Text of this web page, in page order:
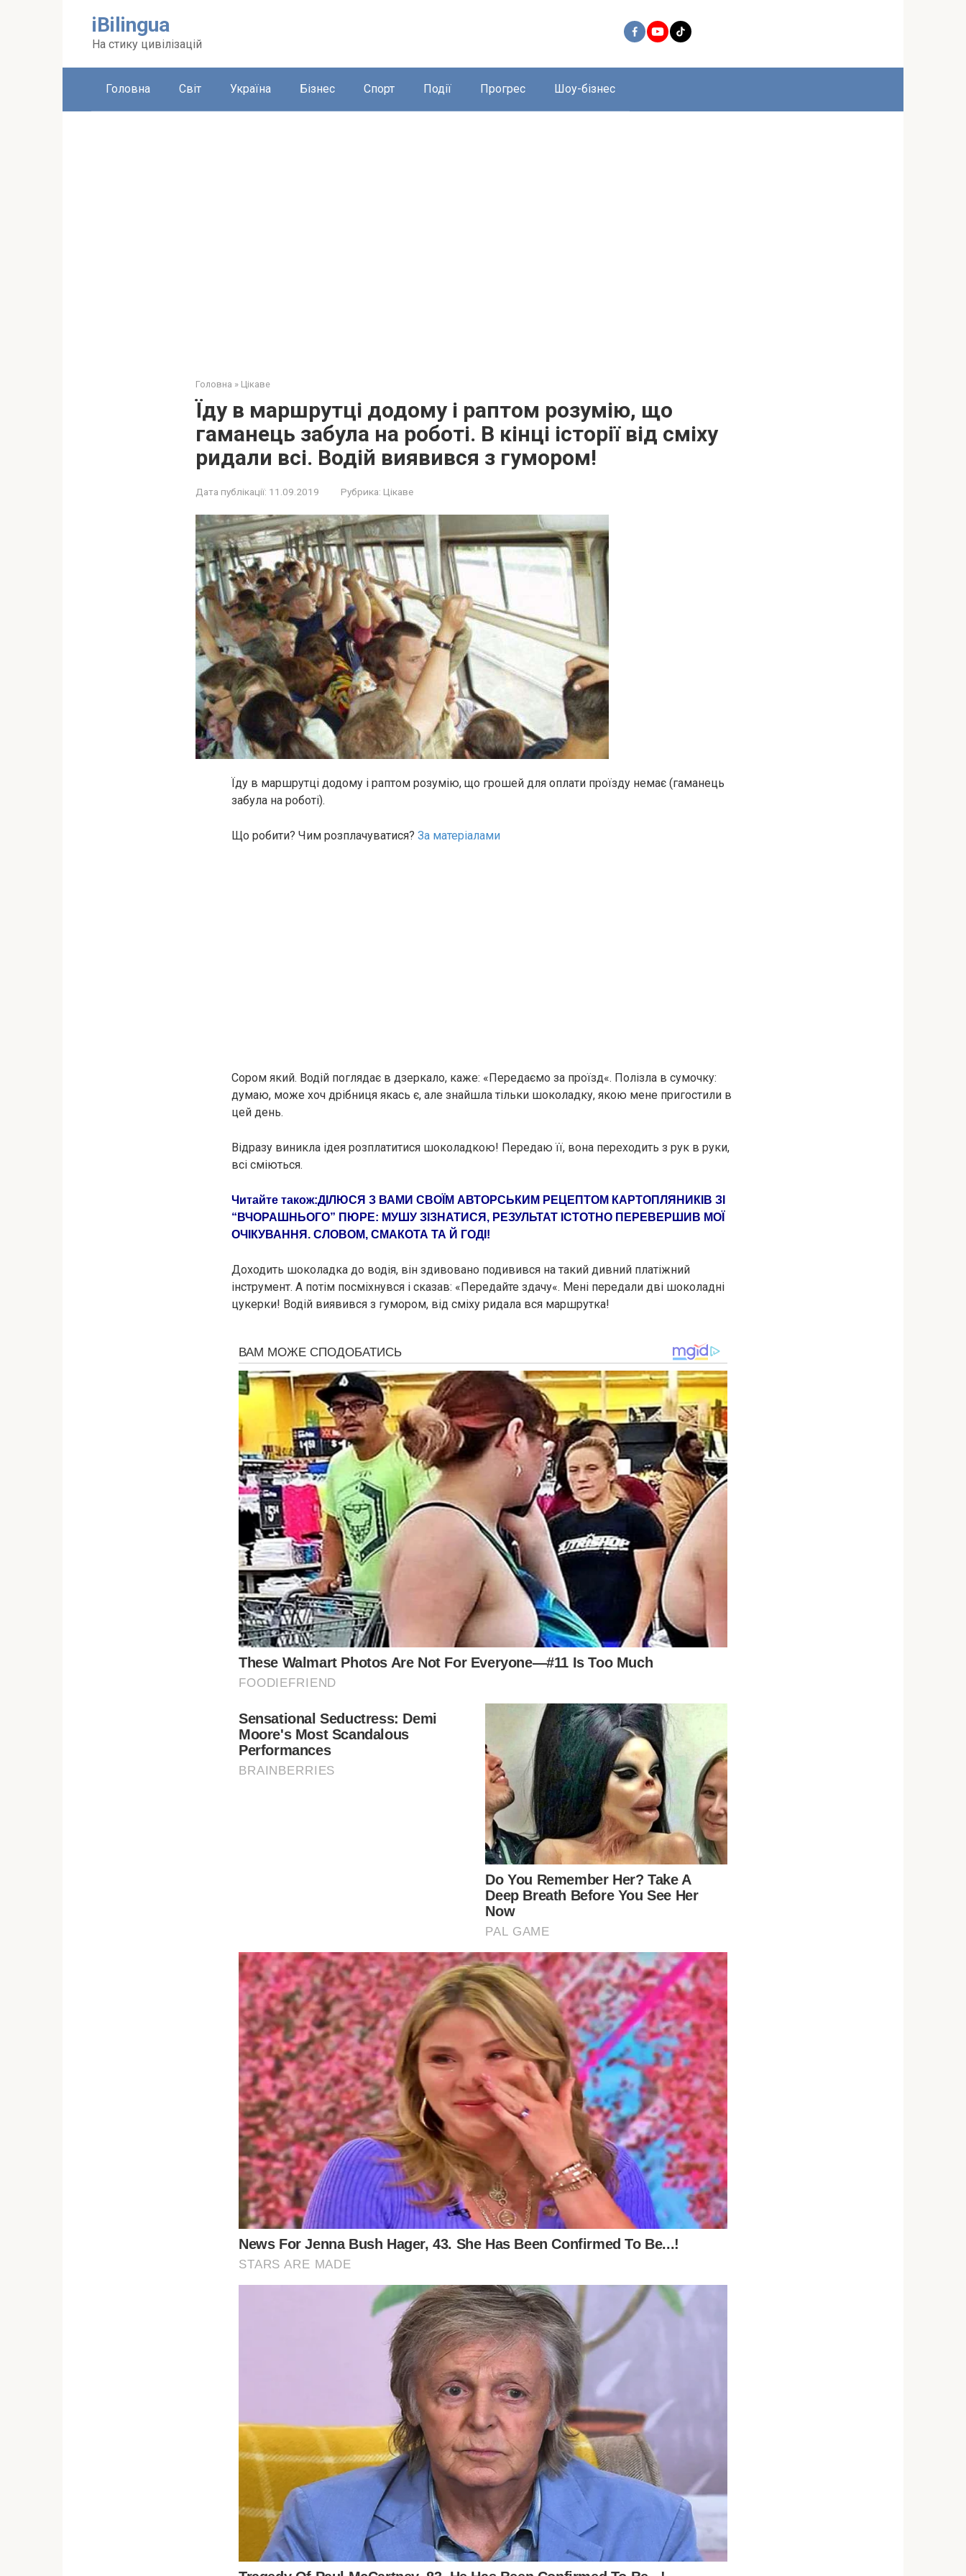
iBilingua
На стику цивілізацій
Головна Світ Україна Бізнес Спорт Події Прогрес Шоу-бізнес
Головна » Цікаве
Їду в маршрутці додому і раптом розумію, що
гаманець забула на роботі. В кінці історії від сміху
ридали всі. Водій виявився з гумором!
Дата публікації: 11.09.2019 Рубрика: Цікаве
Їду в маршрутці додому і раптом розумію, що грошей для оплати проїзду немає (гаманець
забула на роботі).
Що робити? Чим розплачуватися? За матеріалами
Сором який. Водій поглядає в дзеркало, каже: «Передаємо за проїзд«. Полізла в сумочку:
думаю, може хоч дрібниця якась є, але знайшла тільки шоколадку, якою мене пригостили в
цей день.
Відразу виникла ідея розплатитися шоколадкою! Передаю її, вона переходить з рук в руки,
всі сміються.
Читайте також:ДIЛЮСЯ З ВАМИ СВОЇМ АВТОРСЬКИМ РEЦЕПТОМ КАРТОПЛЯНИКІВ ЗІ
“ВЧОРАШНЬОГО” ПЮРЕ: МУШУ ЗІЗНАТИСЯ, РЕЗУЛЬТАТ ІСТОТНО ПЕРЕВЕРШИВ МОЇ
ОЧІКУВАННЯ. СЛОВОМ, СМAКОТА ТА Й ГOДІ!
Доходить шоколадка до водія, він здивовано подивився на такий дивний платіжний
інструмент. А потім посміхнувся і сказав: «Передайте здачу«. Мені передали дві шоколадні
цукерки! Водій виявився з гумором, від сміху ридала вся маршрутка!